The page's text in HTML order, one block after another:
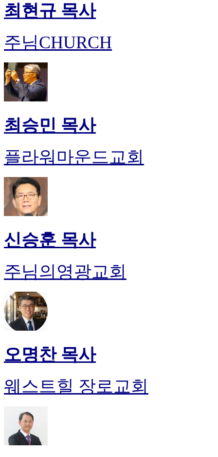
최현규 목사
주님CHURCH
최승민 목사
플라워마운드교회
신승훈 목사
주님의영광교회
오명찬 목사
웨스트힐 장로교회